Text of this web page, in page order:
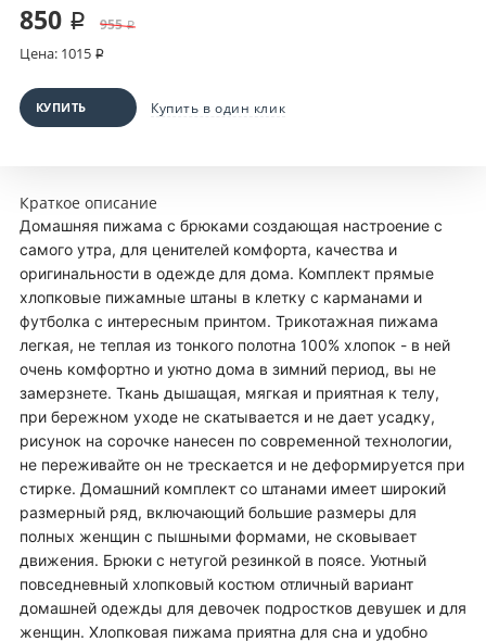
850 ₽ 955 ₽
Цена: 1015 ₽
КУПИТЬ Купить в один клик
Краткое описание
Домашняя пижама с брюками создающая настроение с
самого утра, для ценителей комфорта, качества и
оригинальности в одежде для дома. Комплект прямые
хлопковые пижамные штаны в клетку с карманами и
футболка с интересным принтом. Трикотажная пижама
легкая, не теплая из тонкого полотна 100% хлопок - в ней
очень комфортно и уютно дома в зимний период, вы не
замерзнете. Ткань дышащая, мягкая и приятная к телу,
при бережном уходе не скатывается и не дает усадку,
рисунок на сорочке нанесен по современной технологии,
не переживайте он не трескается и не деформируется при
стирке. Домашний комплект со штанами имеет широкий
размерный ряд, включающий большие размеры для
полных женщин с пышными формами, не сковывает
движения. Брюки с нетугой резинкой в поясе. Уютный
повседневный хлопковый костюм отличный вариант
домашней одежды для девочек подростков девушек и для
женщин. Хлопковая пижама приятна для сна и удобно